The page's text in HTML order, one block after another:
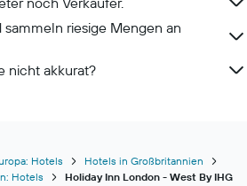
riesige Mengen an
nicht akkurat?
Hotels
Hotels in Großbritannien
Hotels Holiday Inn London - West By IHG